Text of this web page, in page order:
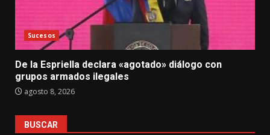
Sucesos
De la Espriella declara «agotado» diálogo con
grupos armados ilegales
agosto 8, 2026
BUSCAR